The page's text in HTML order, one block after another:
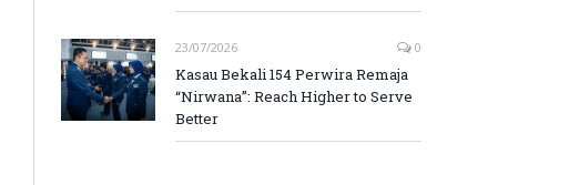
23/07/2026 0
Kasau Bekali 154 Perwira Remaja
“Nirwana”: Reach Higher to Serve
Better